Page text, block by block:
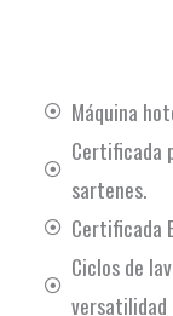
Máquina
Certificada
sartenes.
Certificada
Ciclos de
versatilidad